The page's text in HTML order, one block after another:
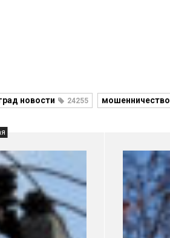
новости 24255 мошенничество